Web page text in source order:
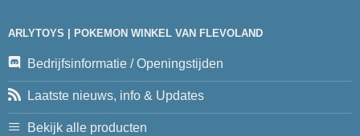
ARLYTOYS | POKEMON WINKEL VAN FLEVOLAND
Bedrijfsinformatie / Openingstijden
Laatste nieuws, info & Updates
Bekijk alle producten